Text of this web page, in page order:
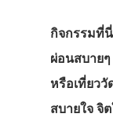
กิจกรรมที่
ผ่อนสบาย
หรือเที่ยววั
สบายใจ จิ